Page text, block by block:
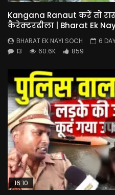
Kangana Ranaut करें तो
कैरेक्टरढीला | Bharat Ek
BHARAT EK NAYI SOCH
6
13
60.6K 859
16:10